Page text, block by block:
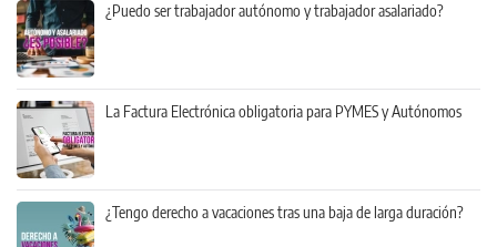
¿Puedo ser trabajador autónomo y trabajador asalariado?
La Factura Electrónica obligatoria para PYMES y Autónomos
¿Tengo derecho a vacaciones tras una baja de larga duración?